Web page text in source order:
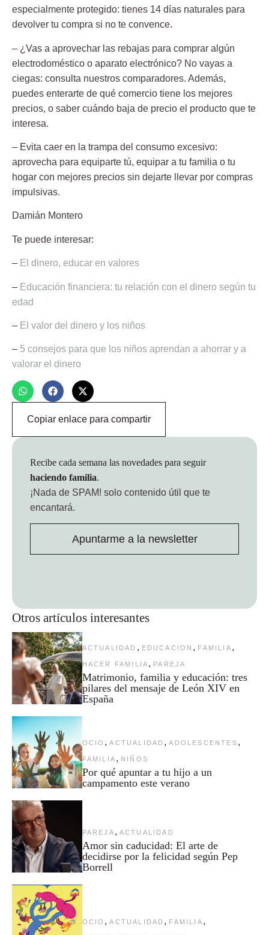
especialmente protegido: tienes 14 días naturales para
devolver tu compra si no te convence.
– ¿Vas a aprovechar las rebajas para comprar algún
electrodoméstico o aparato electrónico? No vayas a
ciegas: consulta nuestros comparadores. Además,
puedes enterarte de qué comercio tiene los mejores
precios, o saber cuándo baja de precio el producto que te
interesa.
– Evita caer en la trampa del consumo excesivo:
aprovecha para equiparte tú, equipar a tu familia o tu
hogar con mejores precios sin dejarte llevar por compras
impulsivas.
Damián Montero
Te puede interesar:
– El dinero, educar en valores
– Educación financiera: tu relación con el dinero según tu
edad
– El valor del dinero y los niños
– 5 consejos para que los niños aprendan a ahorrar y a
valorar el dinero
Copiar enlace para compartir
Otros artículos interesantes
ACTUALIDAD , EDUCACION , FAMILIA ,
HACER FAMILIA , PAREJA
Matrimonio, familia y educación: tres
pilares del mensaje de León XIV en
España
OCIO , ACTUALIDAD , ADOLESCENTES ,
FAMILIA , NIÑOS
Por qué apuntar a tu hijo a un
campamento este verano
PAREJA , ACTUALIDAD
Amor sin caducidad: El arte de
decidirse por la felicidad según Pep
Borrell
OCIO , ACTUALIDAD , FAMILIA ,
Recibe cada semana las novedades para seguir
haciendo familia.
¡Nada de SPAM! solo contenido útil que te
encantará.
Apuntarme a la newsletter